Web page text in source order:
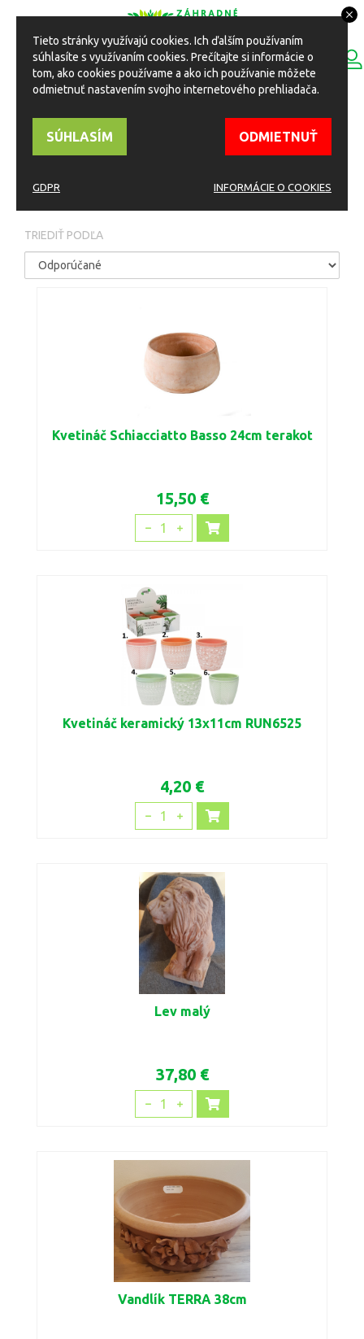
Toggle
navigation
ESHOP
TERRACOTTA A
KERAMIKA
TRIEDIŤ PODĽA
Kvetináč Schiacciatto Basso 24cm terakot
15,50 €
1
Kvetináč keramický 13x11cm RUN6525
4,20 €
1
Lev malý
37,80 €
1
Vandlík TERRA 38cm
Tieto stránky využívajú cookies. Ich ďalším používaním
súhlasíte s využívaním cookies. Prečítajte si informácie o
tom, ako cookies používame a ako ich používanie môžete
odmietnuť nastavením svojho internetového prehliadača.
SÚHLASÍM ODMIETNUŤ
GDPR INFORMÁCIE O COOKIES